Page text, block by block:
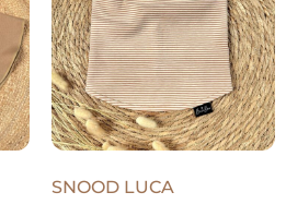
SNOOD LUCA